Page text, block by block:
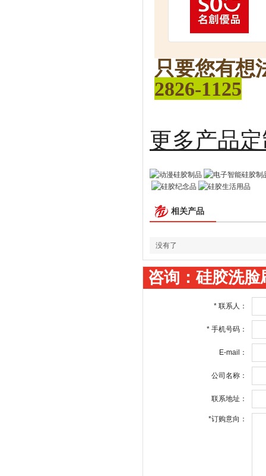
只要您有想
2826-1125
更多
相关产品
没有了
咨询：硅胶洗脸
* 联系人：
* 手机号码：
E-mail：
公司名称：
联系地址：
*订购意向：